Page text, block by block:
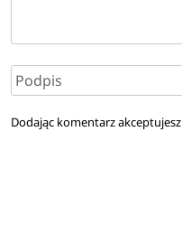
Dodając komentarz akceptujesz